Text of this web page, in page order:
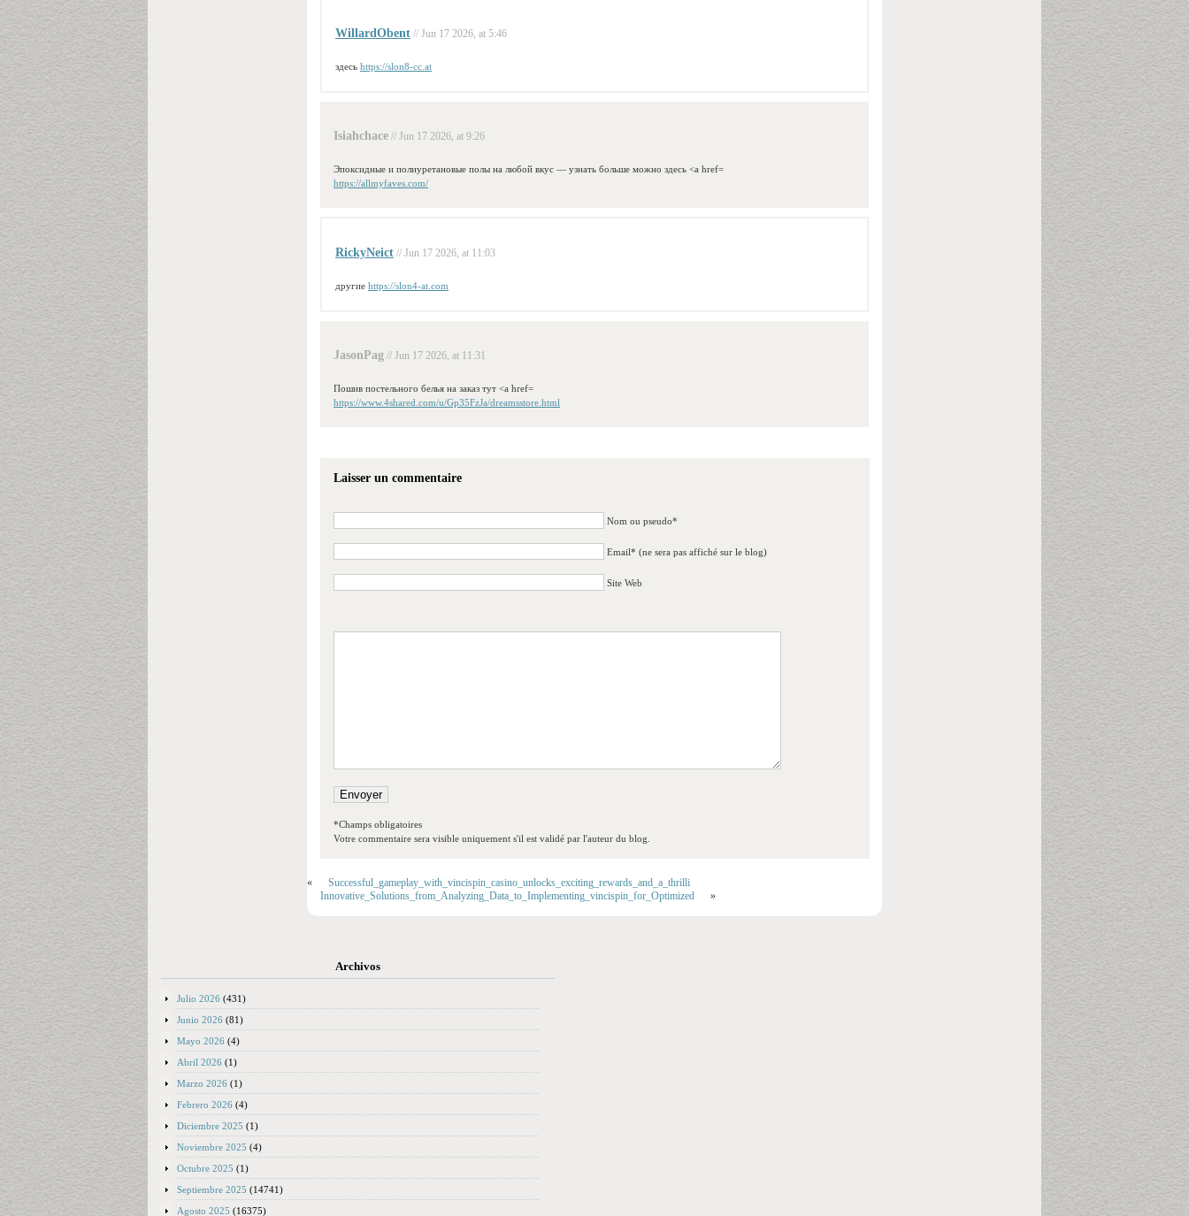
WillardObent // Jun 17 2026, at 5:46
здесь https://slon8-cc.at
Isiahchace // Jun 17 2026, at 9:26
Эпоксидные и полиуретановые полы на любой вкус — узнать больше можно здесь <a href=
https://allmyfaves.com/
RickyNeict // Jun 17 2026, at 11:03
другие https://slon4-at.com
JasonPag // Jun 17 2026, at 11:31
Пошив постельного белья на заказ тут <a href=
https://www.4shared.com/u/Gp35FzJa/dreamsstore.html
Laisser un commentaire
Nom ou pseudo*
Email* (ne sera pas affiché sur le blog)
Site Web
*Champs obligatoires
Votre commentaire sera visible uniquement s'il est validé par l'auteur du blog.
«
Successful_gameplay_with_vincispin_casino_unlocks_exciting_rewards_and_a_thrilli
Innovative_Solutions_from_Analyzing_Data_to_Implementing_vincispin_for_Optimized
»
Archivos
Julio 2026 (431)
Junio 2026 (81)
Mayo 2026 (4)
Abril 2026 (1)
Marzo 2026 (1)
Febrero 2026 (4)
Diciembre 2025 (1)
Noviembre 2025 (4)
Octubre 2025 (1)
Septiembre 2025 (14741)
Agosto 2025 (16375)